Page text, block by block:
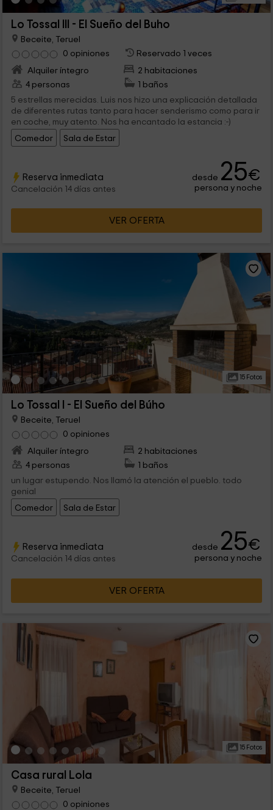
Lo Tossal III - El Sueño del Buho
Beceite, Teruel
0 opiniones
Reservado 1 veces
Alquiler íntegro
2 habitaciones
4 personas
1 baños
5 estrellas merecidas. Luis nos hizo una explicación detallada
de diferentes rutas tanto para hacer senderismo como para ir
en coche, muy atento. Nos ha encantado la estancia :-)
Comedor
Sala de Estar
Reserva inmediata
Cancelación 14 días antes
desde 25€
persona y noche
VER OFERTA
15 Fotos
Lo Tossal I - El Sueño del Búho
Beceite, Teruel
0 opiniones
Alquiler íntegro
2 habitaciones
4 personas
1 baños
un lugar estupendo. Nos llamó la atención el pueblo. todo
genial
Comedor
Sala de Estar
Reserva inmediata
Cancelación 14 días antes
desde 25€
persona y noche
VER OFERTA
15 Fotos
Casa rural Lola
Beceite, Teruel
0 opiniones